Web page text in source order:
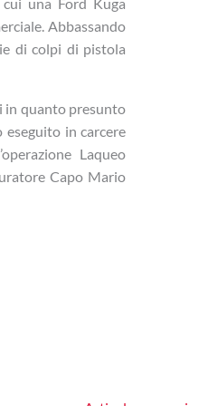
una Ford Kuga
Abbassando
di colpi di pistola
in quanto presunto
in carcere
Laqueo
Capo Mario